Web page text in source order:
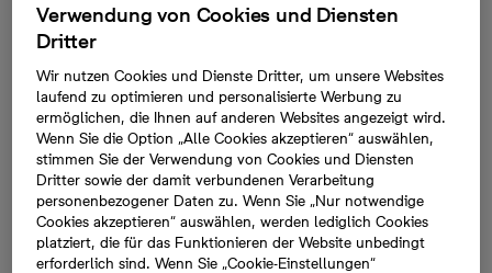
Neu gebaute Wohnungen in Köln-
Weidenpesch
Sie wollen eine Neubauwohnung in Köln-
Weidenpesch kaufen? Dann sind Sie hier richtig.
Entdecken Sie unsere aktuellen Bauprojekte in Köln-
Weidenpesch. Gerne unterstützen wir Sie bei Ihrer
Suche nach der passenden Eigentumswohnung.
Verwendung von Cookies und Diensten
Dritter
Wir nutzen Cookies und Dienste Dritter, um unsere Websites
laufend zu optimieren und personalisierte Werbung zu
ermöglichen, die Ihnen auf anderen Websites angezeigt wird.
Wenn Sie die Option „Alle Cookies akzeptieren“ auswählen,
stimmen Sie der Verwendung von Cookies und Diensten
Dritter sowie der damit verbundenen Verarbeitung
personenbezogener Daten zu. Wenn Sie „Nur notwendige
Cookies akzeptieren“ auswählen, werden lediglich Cookies
platziert, die für das Funktionieren der Website unbedingt
erforderlich sind. Wenn Sie „Cookie-Einstellungen“